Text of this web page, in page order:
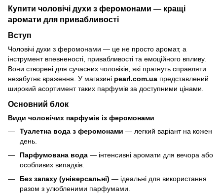
Купити чоловічі духи з феромонами — кращі
аромати для привабливості
Вступ
Чоловічі духи з феромонами — це не просто аромат, а
інструмент впевненості, привабливості та емоційного впливу.
Вони створені для сучасних чоловіків, які прагнуть справляти
незабутнє враження. У магазині pearl.com.ua представлений
широкий асортимент таких парфумів за доступними цінами.
Основний блок
Види чоловічих парфумів із феромонами
Туалетна вода з феромонами — легкий варіант на кожен
день.
Парфумована вода — інтенсивні аромати для вечора або
особливих випадків.
Без запаху (універсальні) — ідеальні для використання
разом з улюбленими парфумами.